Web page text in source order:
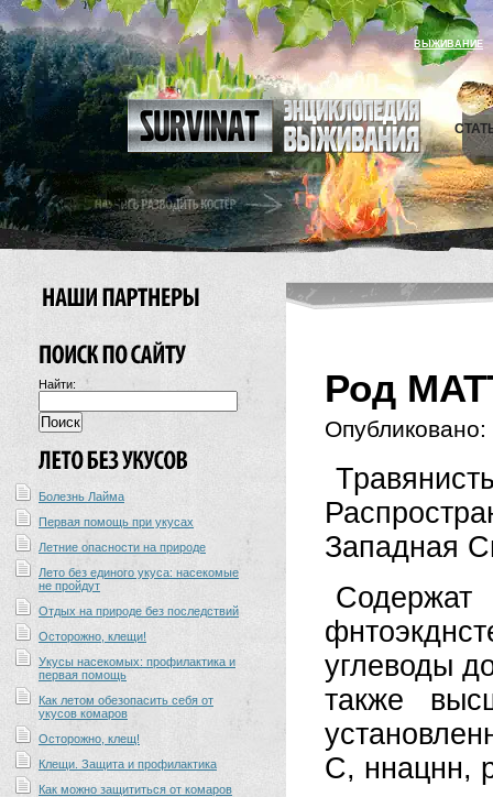
ВЫЖИВАНИЕ
Найти:
Болезнь Лайма
Первая помощь при укусах
Летние опасности на природе
Лето без единого укуса: насекомые
не пройдут
Отдых на природе без последствий
Осторожно, клещи!
Укусы насекомых: профилактика и
первая помощь
Как летом обезопасить себя от
укусов комаров
Осторожно, клещ!
Клещи. Защита и профилактика
Как можно защититься от комаров
Род
Опубликовано:
Западная
углеводы
также
С, ннацнн,